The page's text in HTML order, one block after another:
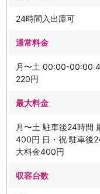
24時間入出庫可
通常料金
月〜土 00:00-00:00
220円
最大料金
月〜土 駐車後24時間
400円 日・祝 駐車後
大料金400円
収容台数